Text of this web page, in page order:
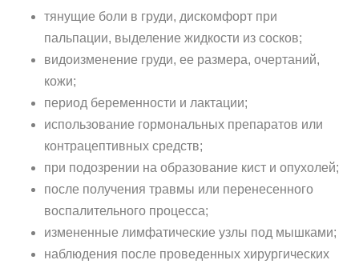
тянущие боли в груди, дискомфорт при
пальпации, выделение жидкости из сосков;
видоизменение груди, ее размера, очертаний,
кожи;
период беременности и лактации;
использование гормональных препаратов или
контрацептивных средств;
при подозрении на образование кист и опухолей;
после получения травмы или перенесенного
воспалительного процесса;
измененные лимфатические узлы под мышками;
наблюдения после проведенных хирургических